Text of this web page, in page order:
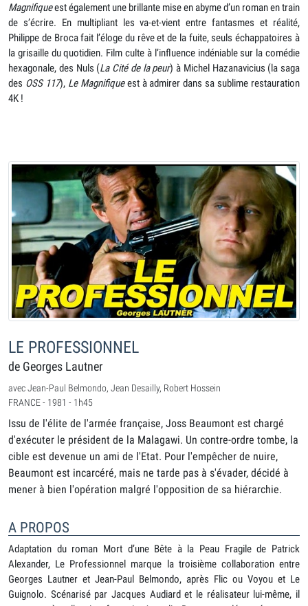
Magnifiqueest également une brillante mise en abyme d’un roman en train
de s’écrire. En multipliant les va-et-vient entre fantasmes et réalité,
Philippe de Broca fait l’éloge du rêve et de la fuite, seuls échappatoires à
la grisaille du quotidien. Film culte à l’influence indéniable sur la comédie
hexagonale, des Nuls (La Cité de la peur) à Michel Hazanavicius (la saga
des OSS 117), Le Magnifiqueest à admirer dans sa sublime restauration
4K !
LE PROFESSIONNEL
de Georges Lautner
avec Jean-Paul Belmondo, Jean Desailly, Robert Hossein
FRANCE - 1981 - 1h45
Issu de l'élite de l'armée française, Joss Beaumont est chargé
d'exécuter le président de la Malagawi. Un contre-ordre tombe, la
cible est devenue un ami de l'Etat. Pour l'empêcher de nuire,
Beaumont est incarcéré, mais ne tarde pas à s'évader, décidé à
mener à bien l'opération malgré l'opposition de sa hiérarchie.
A PROPOS
Adaptation du roman Mort d’une Bête à la Peau Fragile de Patrick
Alexander, Le Professionnel marque la troisième collaboration entre
Georges Lautner et Jean-Paul Belmondo, après Flic ou Voyou et Le
Guignolo. Scénarisé par Jacques Audiard et le réalisateur lui-même, il